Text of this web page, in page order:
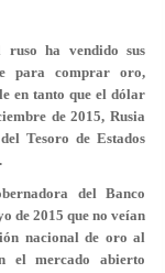
ruso ha vendido sus
para comprar oro,
en tanto que el dólar
de 2015, Rusia
Tesoro de Estados
del Banco
de 2015 que no veían
nacional de oro al
el mercado abierto